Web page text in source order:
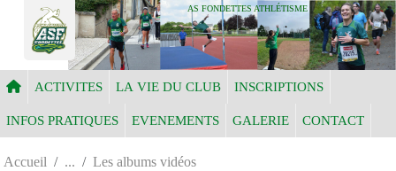
AS FONDETTES ATHLÉTISME
ACTIVITES LA VIE DU CLUB INSCRIPTIONS
INFOS PRATIQUES EVENEMENTS GALERIE CONTACT
Accueil Les albums vidéos
Panneau de gestion des cookies